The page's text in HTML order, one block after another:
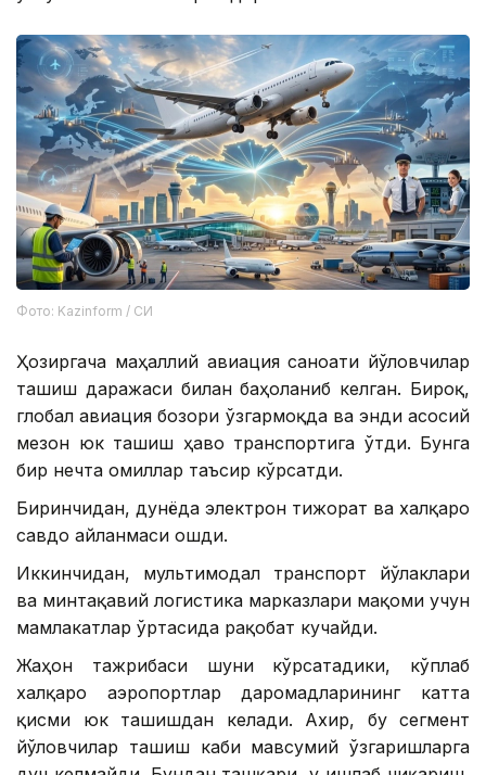
Фото: Kazinform / СИ
Ҳозиргача маҳаллий авиация саноати йўловчилар
ташиш даражаси билан баҳоланиб келган. Бироқ,
глобал авиация бозори ўзгармоқда ва энди асосий
мезон юк ташиш ҳаво транспортига ўтди. Бунга
бир нечта омиллар таъсир кўрсатди.
Биринчидан, дунёда электрон тижорат ва халқаро
савдо айланмаси ошди.
Иккинчидан, мультимодал транспорт йўлаклари
ва минтақавий логистика марказлари мақоми учун
мамлакатлар ўртасида рақобат кучайди.
Жаҳон тажрибаси шуни кўрсатадики, кўплаб
халқаро аэропортлар даромадларининг катта
қисми юк ташишдан келади. Ахир, бу сегмент
йўловчилар ташиш каби мавсумий ўзгаришларга